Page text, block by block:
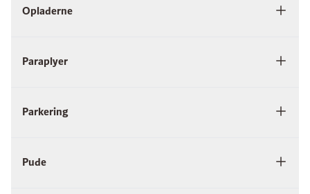
Opladerne
Paraplyer
Parkering
Pude